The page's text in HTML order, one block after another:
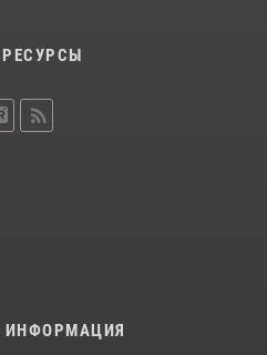
ИНФОРМАЦИЯ